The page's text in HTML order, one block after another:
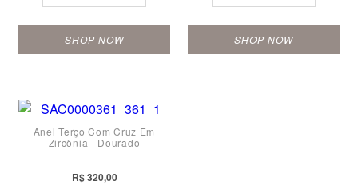
22
23
SHOP NOW SHOP NOW
Anel Terço Com Cruz Em
Zircônia - Dourado
R$ 320,00
16
18